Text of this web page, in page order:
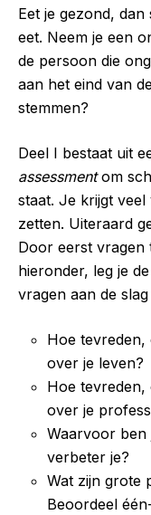
Eet je gezond,
eet. Neem je een
de persoon die
aan het eind van
stemmen?
Deel I bestaat uit
assessmentom
staat. Je krijgt
zetten. Uiteraard
Door eerst vragen
hieronder, leg je
vragen aan de
Hoe tevreden,
over je leven?
Hoe tevreden,
over je
Waarvoor ben
verbeter je?
Wat zijn grote
Beoordeel